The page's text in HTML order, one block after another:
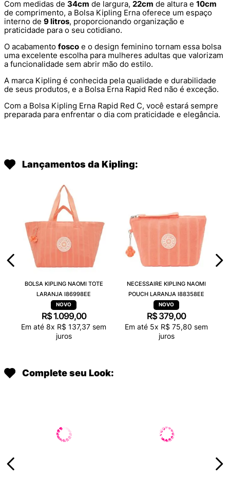
Com medidas de 34cm de largura, 22cm de altura e 10cm
de comprimento, a Bolsa Kipling Erna oferece um espaço
interno de 9 litros, proporcionando organização e
praticidade para o seu cotidiano.
O acabamento fosco e o design feminino tornam essa bolsa
uma excelente escolha para mulheres adultas que valorizam
a funcionalidade sem abrir mão do estilo.
A marca Kipling é conhecida pela qualidade e durabilidade
de seus produtos, e a Bolsa Erna Rapid Red não é exceção.
Com a Bolsa Kipling Erna Rapid Red C, você estará sempre
preparada para enfrentar o dia com praticidade e elegância.
Lançamentos da Kipling:
BOLSA KIPLING NAOMI TOTE
LARANJA I86998EE
R$ 1.099,00
Em até 8x R$ 137,37 sem
juros
NECESSAIRE KIPLING NAOMI
POUCH LARANJA I88358EE
R$ 379,00
Em até 5x R$ 75,80 sem
juros
Complete seu Look: